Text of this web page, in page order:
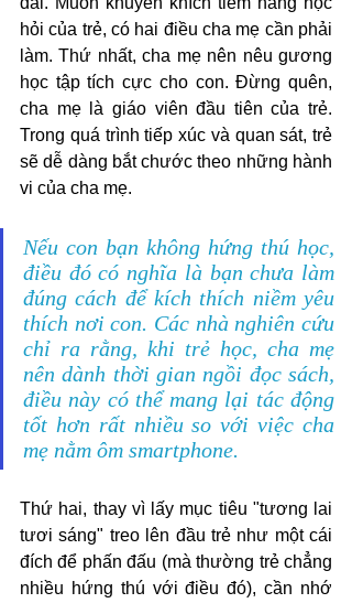
hỏi của trẻ, có hai điều cha mẹ cần phải
làm. Thứ nhất, cha mẹ nên nêu gương
học tập tích cực cho con. Đừng quên,
cha mẹ là giáo viên đầu tiên của trẻ.
Trong quá trình tiếp xúc và quan sát, trẻ
sẽ dễ dàng bắt chước theo những hành
vi của cha mẹ.
Nếu con bạn không hứng thú học,
điều đó có nghĩa là bạn chưa làm
đúng cách để kích thích niềm yêu
thích nơi con. Các nhà nghiên cứu
chỉ ra rằng, khi trẻ học, cha mẹ
nên dành thời gian ngồi đọc sách,
điều này có thể mang lại tác động
tốt hơn rất nhiều so với việc cha
mẹ nằm ôm smartphone.
Thứ hai, thay vì lấy mục tiêu "tương lai
tươi sáng" treo lên đầu trẻ như một cái
đích để phấn đấu (mà thường trẻ chẳng
nhiều hứng thú với điều đó), cần nhớ